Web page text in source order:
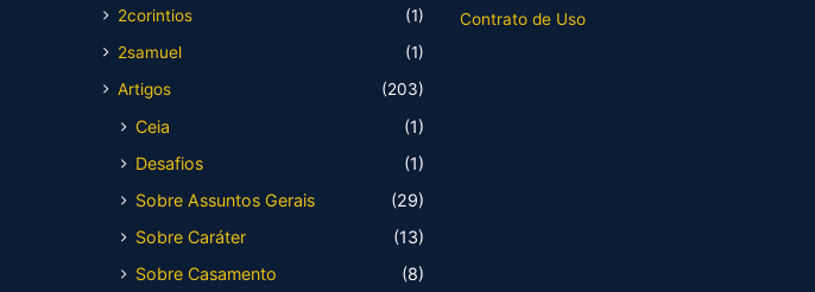
2corintios
(1)
2samuel
(1)
Artigos
(203)
Ceia
(1)
Desafios
(1)
Sobre Assuntos Gerais
(29)
Sobre Caráter
(13)
Sobre Casamento
(8)
Contrato de Uso